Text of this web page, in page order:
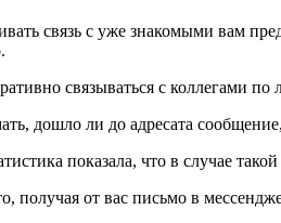
связь с уже знакомыми вам
связываться с коллегами
дошло ли до адресата
показала, что в случае
получая от вас письмо в